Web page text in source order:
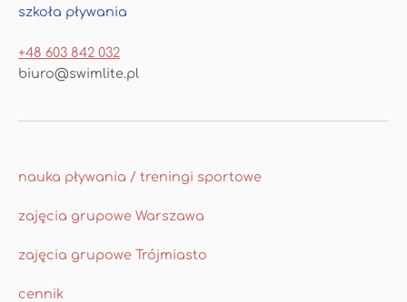
szkoła pływania
+48 603 842 032
biuro@swimlite.pl
nauka pływania / treningi sportowe
zajęcia grupowe Warszawa
zajęcia grupowe Trójmiasto
cennik